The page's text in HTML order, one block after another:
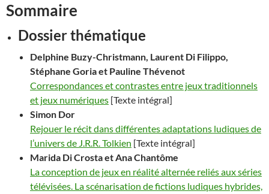
Sommaire
Dossier thématique
Delphine Buzy-Christmann, Laurent Di Filippo,
Stéphane Goriaet Pauline Thévenot
Correspondances et contrastes entre jeux traditionnels
et jeux numériques [Texte intégral]
Simon Dor
Rejouer le récit dans différentes adaptations ludiques de
l’univers de J.R.R. Tolkien [Texte intégral]
Marida DiCrostaet AnaChantôme
La conception de jeux en réalité alternée reliés aux séries
télévisées. La scénarisation de fictions ludiques hybrides,